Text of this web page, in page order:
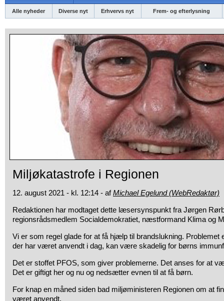
Alle nyheder Diverse nyt Erhvervs nyt Frem- og efterlysning
Miljøkatastrofe i Regionen
12. august 2021 - kl. 12:14 - afMichael Egelund (WebRedaktør)
Redaktionen har modtaget dette læsersynspunkt fra Jørgen
regionsrådsmedlem Socialdemokratiet, næstformand Klima og
Vi er som regel glade for at få hjælp til brandslukning. Problemet
der har været anvendt i dag, kan være skadelig for børns
Det er stoffet PFOS, som giver problemerne. Det anses for at
Det er giftigt her og nu og nedsætter evnen til at få børn.
For knap en måned siden bad miljøministeren Regionen om at
været anvendt.